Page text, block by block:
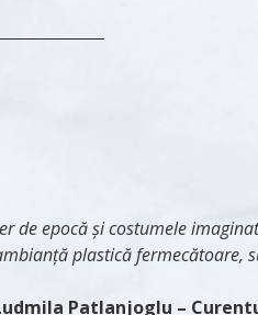
de epocă şi costumele
plastică fermecătoare,
Patlanjoglu –